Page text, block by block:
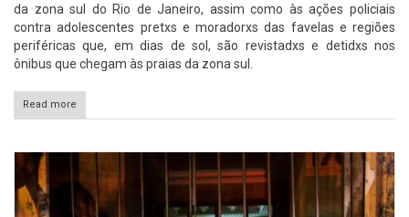
da zona sul do Rio de Janeiro, assim como às ações policiais
contra adolescentes pretxs e moradorxs das favelas e regiões
periféricas que, em dias de sol, são revistadxs e detidxs nos
ônibus que chegam às praias da zona sul.
Read more